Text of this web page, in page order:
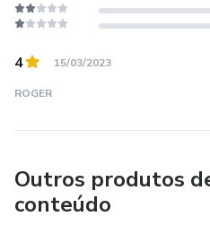
4 15/03/2023
ROGER
Outros produtos
conteúdo